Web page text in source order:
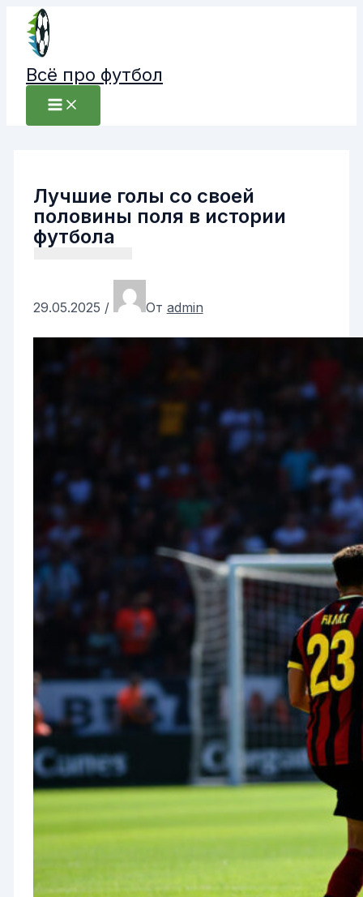
Перейти
содержимому
Всё про футбол
Лучшие голы со своей
половины поля в истории
футбола
29.05.2025 / От admin